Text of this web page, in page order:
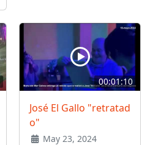
00:01:10
José El Gallo "retratad
o"
May 23, 2024